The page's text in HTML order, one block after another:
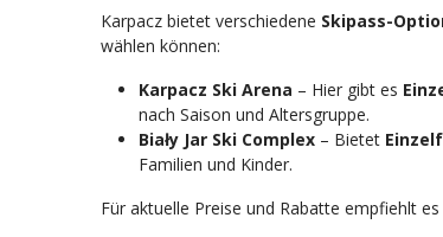
Karpacz bietet verschiedene Skipass-
wählen können:
Karpacz Ski Arena – Hier gibt es
nach Saison und Altersgruppe.
Biały Jar Ski Complex– Bietet
Familien und Kinder.
Für aktuelle Preise und Rabatte empfiehlt